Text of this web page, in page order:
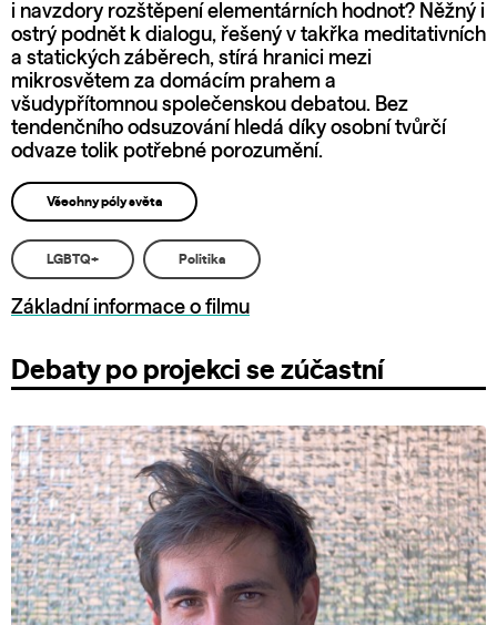
i navzdory rozštěpení elementárních hodnot? Něžný i
ostrý podnět k dialogu, řešený v takřka meditativních
a statických záběrech, stírá hranici mezi
mikrosvětem za domácím prahem a
všudypřítomnou společenskou debatou. Bez
tendenčního odsuzování hledá díky osobní tvůrčí
odvaze tolik potřebné porozumění.
Všechny póly světa
LGBTQ+ Politika
Základní informace o filmu
Debaty po projekci se zúčastní